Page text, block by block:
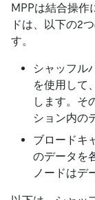
MPPは結合操作
ドは、以下の2
す。
シャッフル
を使用して
します。そ
ション内の
ブロードキ
のデータを
ノードはデ